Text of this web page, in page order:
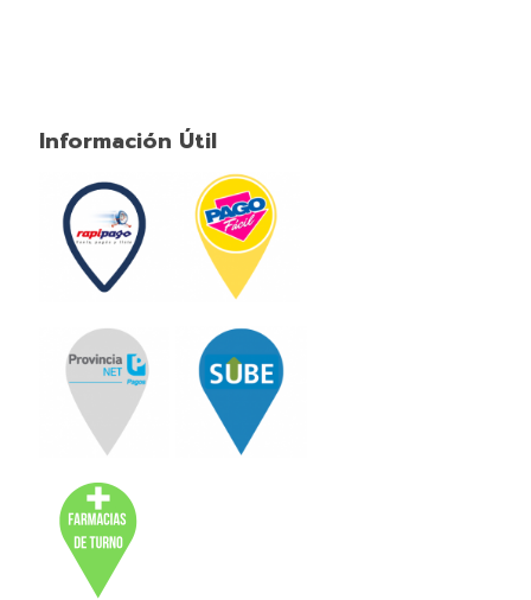
Información Útil